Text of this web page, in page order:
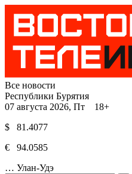
Все новости
Республики Бурятия
07 августа 2026, Пт 18+
$ 81.4077
€ 94.0585
… Улан-Удэ